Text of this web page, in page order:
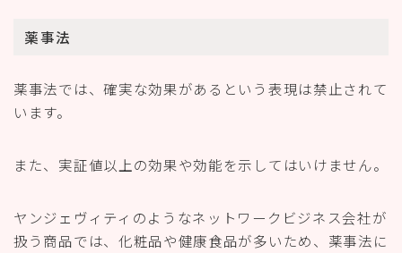
薬事法
薬事法では、確実な効果があるという表現は禁止されて
います。
また、実証値以上の効果や効能を示してはいけません。
ヤンジェヴィティのようなネットワークビジネス会社が
扱う商品では、化粧品や健康食品が多いため、薬事法に